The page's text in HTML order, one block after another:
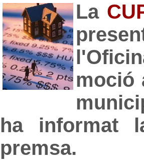
La
moció
ha informat
premsa.